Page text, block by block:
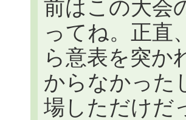
前はこの大会
ってね。正直
ら意表を突か
からなかった
場しただけだ